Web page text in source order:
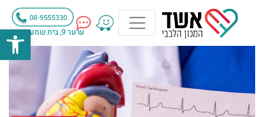
ערער 9, בית שמעון , מודיעין